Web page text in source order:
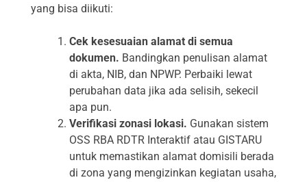
yang bisa diikuti:
Cek kesesuaian alamat di semua
dokumen. Bandingkan penulisan alamat
di akta, NIB, dan NPWP. Perbaiki lewat
perubahan data jika ada selisih, sekecil
apa pun.
Verifikasi zonasi lokasi. Gunakan sistem
OSS RBA RDTR Interaktif atau GISTARU
untuk memastikan alamat domisili berada
di zona yang mengizinkan kegiatan usaha,